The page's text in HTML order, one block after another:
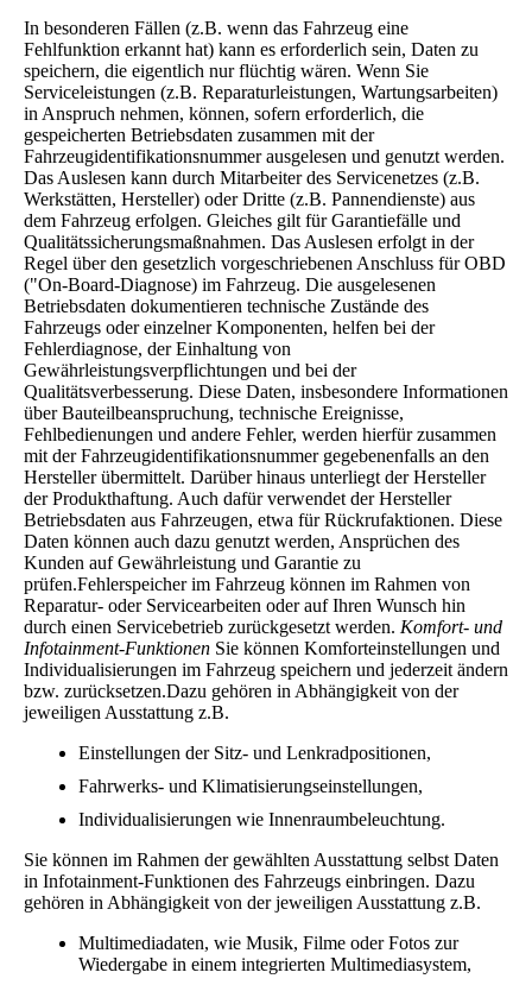
In besonderen Fällen (z.B. wenn das Fahrzeug eine
Fehlfunktion erkannt hat) kann es erforderlich sein, Daten zu
speichern, die eigentlich nur flüchtig wären. Wenn Sie
Serviceleistungen (z.B. Reparaturleistungen, Wartungsarbeiten)
in Anspruch nehmen, können, sofern erforderlich, die
gespeicherten Betriebsdaten zusammen mit der
Fahrzeugidentifikationsnummer ausgelesen und genutzt werden.
Das Auslesen kann durch Mitarbeiter des Servicenetzes (z.B.
Werkstätten, Hersteller) oder Dritte (z.B. Pannendienste) aus
dem Fahrzeug erfolgen. Gleiches gilt für Garantiefälle und
Qualitätssicherungsmaßnahmen. Das Auslesen erfolgt in der
Regel über den gesetzlich vorgeschriebenen Anschluss für OBD
("On-Board-Diagnose) im Fahrzeug. Die ausgelesenen
Betriebsdaten dokumentieren technische Zustände des
Fahrzeugs oder einzelner Komponenten, helfen bei der
Fehlerdiagnose, der Einhaltung von
Gewährleistungsverpflichtungen und bei der
Qualitätsverbesserung. Diese Daten, insbesondere Informationen
über Bauteilbeanspruchung, technische Ereignisse,
Fehlbedienungen und andere Fehler, werden hierfür zusammen
mit der Fahrzeugidentifikationsnummer gegebenenfalls an den
Hersteller übermittelt. Darüber hinaus unterliegt der Hersteller
der Produkthaftung. Auch dafür verwendet der Hersteller
Betriebsdaten aus Fahrzeugen, etwa für Rückrufaktionen. Diese
Daten können auch dazu genutzt werden, Ansprüchen des
Kunden auf Gewährleistung und Garantie zu
prüfen.Fehlerspeicher im Fahrzeug können im Rahmen von
Reparatur- oder Servicearbeiten oder auf Ihren Wunsch hin
durch einen Servicebetrieb zurückgesetzt werden. Komfort- und
Infotainment-Funktionen Sie können Komforteinstellungen und
Individualisierungen im Fahrzeug speichern und jederzeit ändern
bzw. zurücksetzen.Dazu gehören in Abhängigkeit von der
jeweiligen Ausstattung z.B.
Einstellungen der Sitz- und Lenkradpositionen,
Fahrwerks- und Klimatisierungseinstellungen,
Individualisierungen wie Innenraumbeleuchtung.
Sie können im Rahmen der gewählten Ausstattung selbst Daten
in Infotainment-Funktionen des Fahrzeugs einbringen. Dazu
gehören in Abhängigkeit von der jeweiligen Ausstattung z.B.
Multimediadaten, wie Musik, Filme oder Fotos zur
Wiedergabe in einem integrierten Multimediasystem,